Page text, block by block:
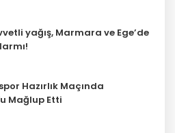
yağış, Marmara ve Ege’de
Hazırlık Maçında
Mağlup Etti